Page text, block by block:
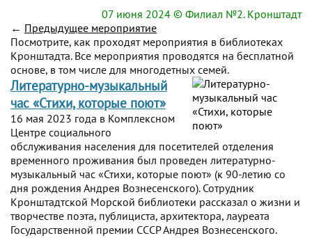
07 июня 2024 © Филиал №2. Кронштадт
← Предыдущее мероприятие
Посмотрите, как проходят мероприятия в библиотеках
Кронштадта. Все мероприятия проводятся на бесплатной
основе, в том числе для многодетных семей.
Литературно-музыкальный
час «Стихи, которые поют»
16 мая 2023 года в Комплексном
Центре социального
обслуживания населения для посетителей отделения
временного проживания был проведен литературно-
музыкальный час «Стихи, которые поют» (к 90-летию со
дня рождения Андрея Вознесенского). Сотрудник
Кронштадтской Морской библиотеки рассказал о жизни и
творчестве поэта, публициста, архитектора, лауреата
Государственной премии СССР Андрея Вознесенского.